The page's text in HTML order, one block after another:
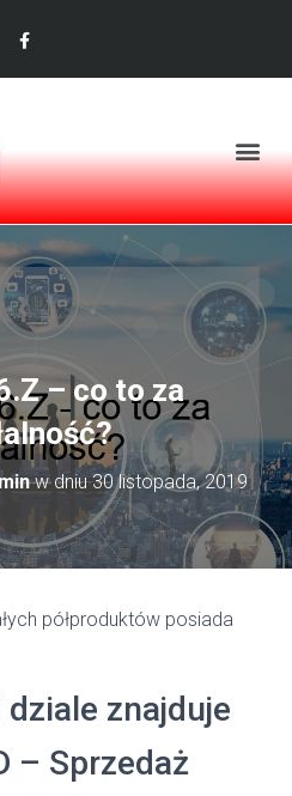
– co to za
w dniu30 listopada, 2019
półproduktów posiada
znajduje
– Sprzedaż